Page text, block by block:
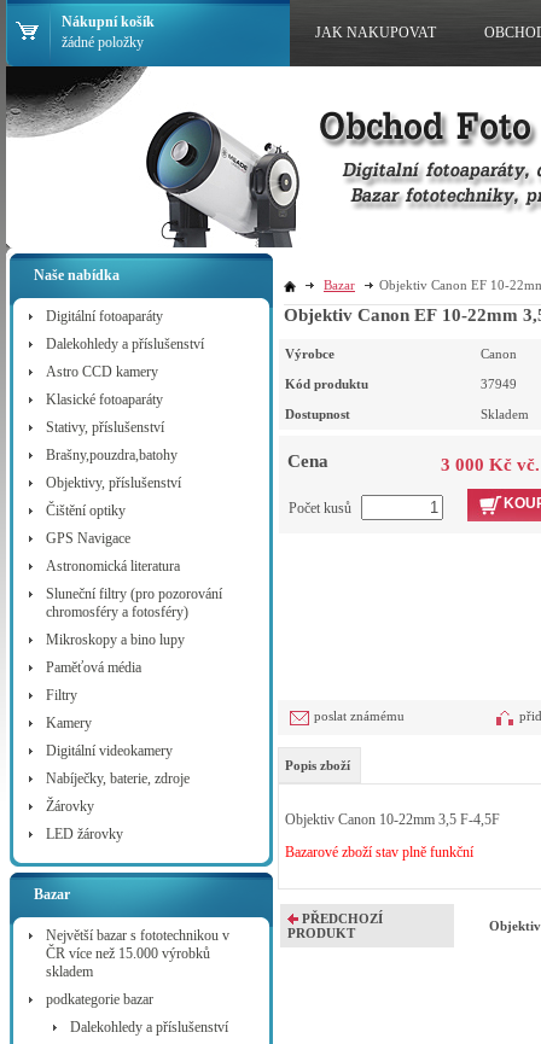
Naše nabídka
Digitální fotoaparáty
Dalekohledy a příslušenství
Astro CCD kamery
Klasické fotoaparáty
Stativy, příslušenství
Brašny,pouzdra,batohy
Objektivy, příslušenství
Čištění optiky
GPS Navigace
Astronomická literatura
Sluneční filtry (pro pozorování
chromosféry a fotosféry)
Mikroskopy a bino lupy
Paměťová média
Filtry
Kamery
Digitální videokamery
Nabíječky, baterie, zdroje
Žárovky
LED žárovky
Bazar
Největší bazar s fototechnikou v
ČR více než 15.000 výrobků
skladem
podkategorie bazar
Dalekohledy a příslušenství
Bazar Objektiv Canon EF 10-
Objektiv Canon EF 10-22mm
Výrobce Canon
Kód produktu 37949
Dostupnost Skladem
Cena 3 000 Kč
Počet kusů
poslat známému
Popis zboží
Objektiv Canon 10-22mm 3,5 F-4,5F
Bazarové zboží stav plně funkční
PŘEDCHOZÍ
PRODUKT
Nákupní košík
žádné položky
JAK NAKUPOVAT